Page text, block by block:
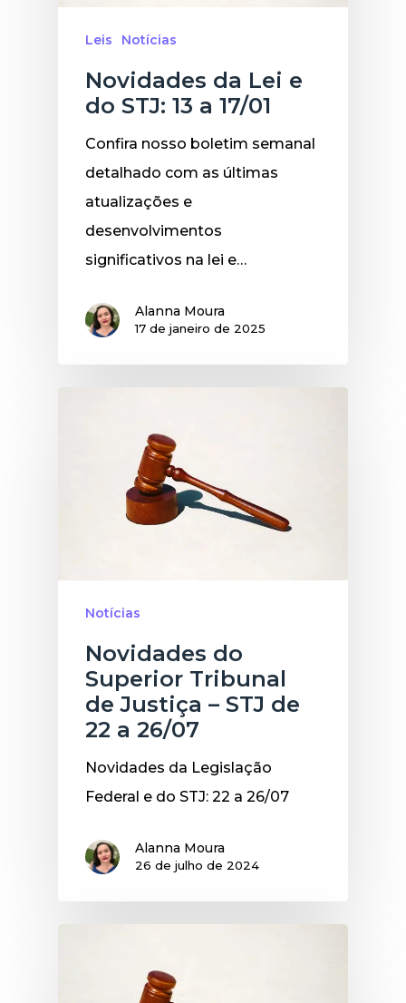
Leis Notícias
Novidades da Lei e
do STJ: 13 a 17/01
Confira nosso boletim semanal
detalhado com as últimas
atualizações e
desenvolvimentos
significativos na lei e…
Alanna Moura
17 de janeiro de 2025
Notícias
Novidades do
Superior Tribunal
de Justiça – STJ de
22 a 26/07
Novidades da Legislação
Federal e do STJ: 22 a 26/07
Alanna Moura
26 de julho de 2024